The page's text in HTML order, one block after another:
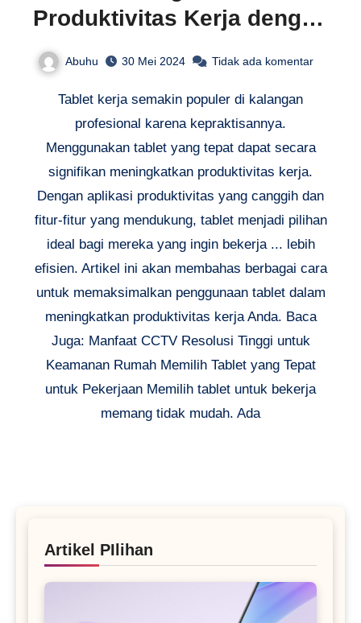
Produktivitas Kerja dengan
Abuhu 30 Mei 2024 Tidak ada komentar
Tablet kerja semakin populer di kalangan
profesional karena kepraktisannya.
Menggunakan tablet yang tepat dapat secara
signifikan meningkatkan produktivitas kerja.
Dengan aplikasi produktivitas yang canggih dan
fitur-fitur yang mendukung, tablet menjadi pilihan
ideal bagi mereka yang ingin bekerja ... lebih
efisien. Artikel ini akan membahas berbagai cara
untuk memaksimalkan penggunaan tablet dalam
meningkatkan produktivitas kerja Anda. Baca
Juga: Manfaat CCTV Resolusi Tinggi untuk
Keamanan Rumah Memilih Tablet yang Tepat
untuk Pekerjaan Memilih tablet untuk bekerja
memang tidak mudah. Ada
Artikel PIlihan